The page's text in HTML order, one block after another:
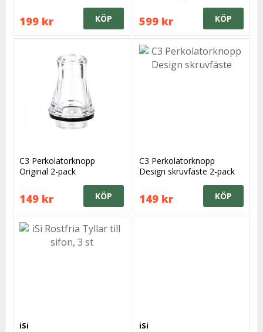
199 kr KÖP 599 kr KÖP
C3 Perkolatorknopp
Original 2-pack
149 kr KÖP
C3 Perkolatorknopp
Design skruvfäste 2-pack
149 kr KÖP
iSi iSi